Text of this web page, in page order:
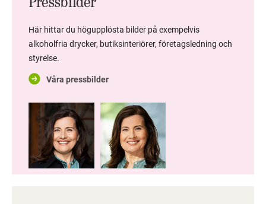
Här hittar du högupplösta bilder på exempelvis
alkoholfria drycker, butiksinteriörer, företagsledning och
styrelse.
Våra pressbilder